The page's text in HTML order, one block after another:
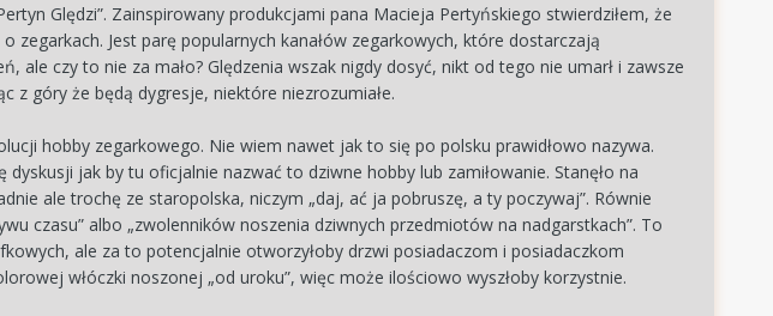
Ględzi”. Zainspirowany produkcjami pana Macieja Pertyńskiego stwierdziłem, że
Jest parę popularnych kanałów zegarkowych, które dostarczają
ale czy to nie za mało? Ględzenia wszak nigdy dosyć, nikt od tego nie umarł i zawsze
z góry że będą dygresje, niektóre niezrozumiałe.
hobby zegarkowego. Nie wiem nawet jak to się po polsku prawidłowo nazywa.
jak by tu oficjalnie nazwać to dziwne hobby lub zamiłowanie. Stanęło na
ale trochę ze staropolska, niczym „daj, ać ja pobruszę, a ty poczywaj”. Równie
czasu” albo „zwolenników noszenia dziwnych przedmiotów na nadgarstkach”. To
ale za to potencjalnie otworzyłoby drzwi posiadaczom i posiadaczkom
włóczki noszonej „od uroku”, więc może ilościowo wyszłoby korzystnie.